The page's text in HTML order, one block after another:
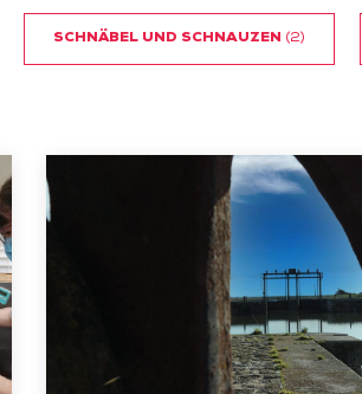
SCHNÄBEL UND SCHNAUZEN (2)
Das
hydraulische